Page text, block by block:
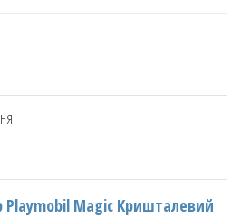
Playmobil Magic Кришталевий